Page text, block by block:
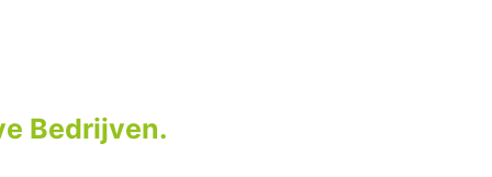
Bedrijven.